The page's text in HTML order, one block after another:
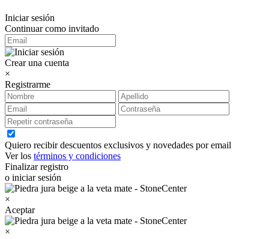
Iniciar sesión
Continuar como invitado
Crear una cuenta
×
Registrarme
Quiero recibir descuentos exclusivos y novedades por email
Ver los términos y condiciones
Finalizar registro
o iniciar sesión
×
Aceptar
×